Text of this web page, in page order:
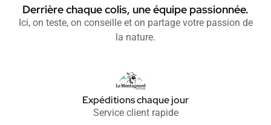
Derrière chaque colis, une équipe passionnée.
Ici, on teste, on conseille et on partage votre passion de
la nature.
Expéditions chaque jour
Service client rapide